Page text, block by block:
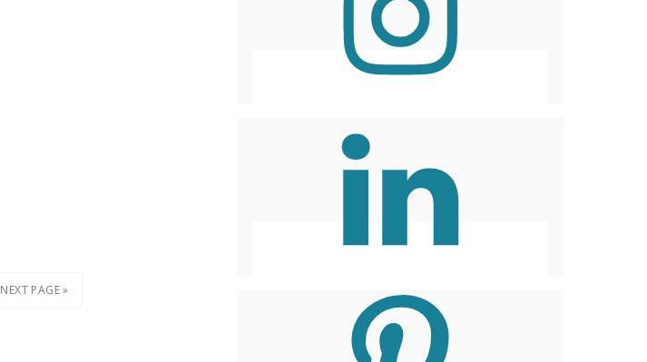
NEXT PAGE »